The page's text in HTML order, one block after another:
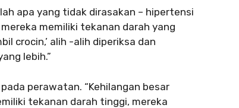
apa yang tidak dirasakan – hipertensi
memiliki tekanan darah yang
crocin,’ alih -alih diperiksa dan
lebih.”
perawatan. “Kehilangan besar
tekanan darah tinggi, mereka